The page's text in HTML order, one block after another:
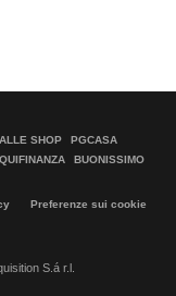
SHOP
PGCASA
QUIFINANZA
BUONISSIMO
Preferenze sui cookie
S.á r.l.